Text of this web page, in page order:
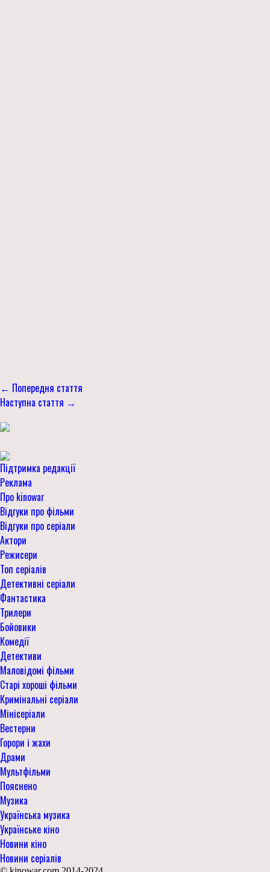
← Попередня стаття
Наступна стаття →
Підтримка редакції
Реклама
Про kinowar
Відгуки про фільми
Відгуки про серіали
Актори
Режисери
Топ серіалів
Детективні серіали
Фантастика
Трилери
Бойовики
Комедії
Детективи
Маловідомі фільми
Старі хороші фільми
Кримінальні серіали
Мінісеріали
Вестерни
Горори і жахи
Драми
Мультфільми
Пояснено
Музика
Українська музика
Українське кіно
Новини кіно
Новини серіалів